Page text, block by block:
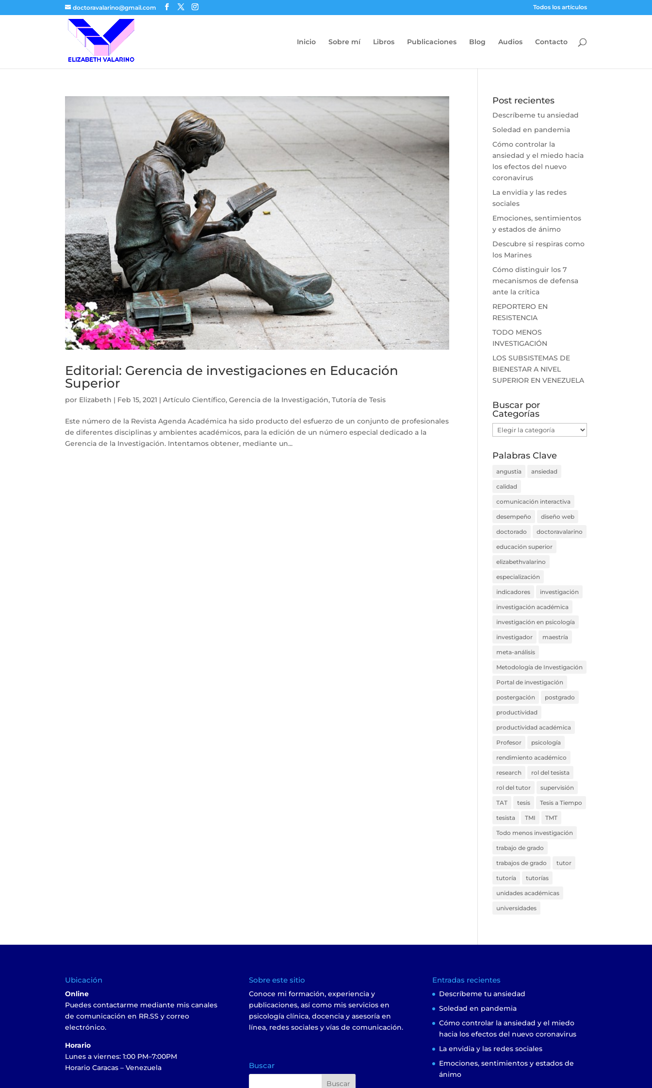
doctoravalarino@gmail.com Todos los artículos
Inicio Sobre mí Libros Publicaciones Blog Audios Contacto
Editorial: Gerencia de investigaciones en Educación
Superior
por Elizabeth | Feb 15, 2021 |Artículo Científico,Gerencia de la Investigación,Tutoría de Tesis
Este número de la Revista Agenda Académica ha sido producto del esfuerzo de un conjunto de profesionales
de diferentes disciplinas y ambientes académicos, para la edición de un número especial dedicado a la
Gerencia de la Investigación. Intentamos obtener, mediante un...
Post recientes
Descríbeme tu ansiedad
Soledad en pandemia
Cómo controlar la
ansiedad y el miedo hacia
los efectos del nuevo
coronavirus
La envidia y las redes
sociales
Emociones, sentimientos
y estados de ánimo
Descubre si respiras como
los Marines
Cómo distinguir los 7
mecanismos de defensa
ante la crítica
REPORTERO EN
RESISTENCIA
TODO MENOS
INVESTIGACIÓN
LOS SUBSISTEMAS DE
BIENESTAR A NIVEL
SUPERIOR EN VENEZUELA
Buscar por
Categorías
Buscar
por
Categorías
Palabras Clave
angustia ansiedad
calidad
comunicación interactiva
desempeño diseño web
doctorado doctoravalarino
educación superior
elizabethvalarino
especialización
indicadores investigación
investigación académica
investigación en psicología
investigador maestría
meta-análisis
Metodología de Investigación
Portal de investigación
postergación postgrado
productividad
productividad académica
Profesor psicología
rendimiento académico
research rol del tesista
rol del tutor supervisión
TAT tesis Tesis a Tiempo
tesista TMI TMT
Todo menos investigación
trabajo de grado
trabajos de grado tutor
tutoría tutorías
unidades académicas
universidades
Ubicación
Online
Puedes contactarme mediante mis canales
de comunicación en RR.SS y correo
electrónico.
Horario
Lunes a viernes: 1:00 PM–7:00PM
Horario Caracas – Venezuela
Sobre este sitio
Conoce mi formación, experiencia y
publicaciones, así como mis servicios en
psicología clínica, docencia y asesoría en
línea, redes sociales y vías de comunicación.
Buscar
Entradas recientes
Descríbeme tu ansiedad
Soledad en pandemia
Cómo controlar la ansiedad y el miedo
hacia los efectos del nuevo coronavirus
La envidia y las redes sociales
Emociones, sentimientos y estados de
ánimo